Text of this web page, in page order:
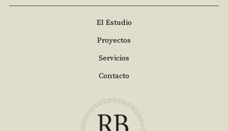
El Estudio
Proyectos
Servicios
Contacto